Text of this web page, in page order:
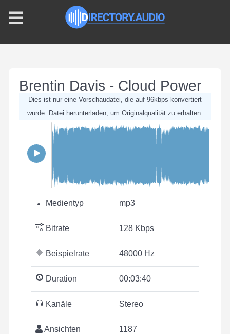
Brentin Davis - Cloud Power
Dies ist nur eine Vorschaudatei, die auf 96kbps konvertiert
wurde. Datei herunterladen, um Originalqualität zu erhalten.
Medientyp mp3
Bitrate 128 Kbps
Beispielrate 48000 Hz
Duration 00:03:40
Kanäle Stereo
Ansichten 1187